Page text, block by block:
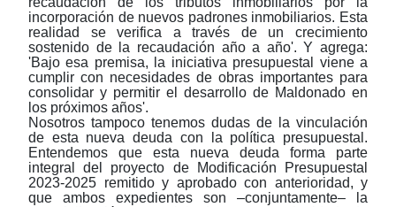
incorporación de nuevos padrones inmobiliarios. Esta
realidad se verifica a través de un crecimiento
sostenido de la recaudación año a año'. Y agrega:
'Bajo esa premisa, la iniciativa presupuestal viene a
cumplir con necesidades de obras importantes para
consolidar y permitir el desarrollo de Maldonado en
los próximos años'.
Nosotros tampoco tenemos dudas de la vinculación
de esta nueva deuda con la política presupuestal.
Entendemos que esta nueva deuda forma parte
integral del proyecto de Modificación Presupuestal
2023-2025 remitido y aprobado con anterioridad, y
que ambos expedientes son ‒conjuntamente‒ la